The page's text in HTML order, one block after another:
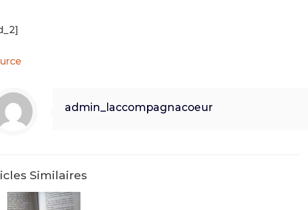
admin_laccompagnacoeur
Similaires